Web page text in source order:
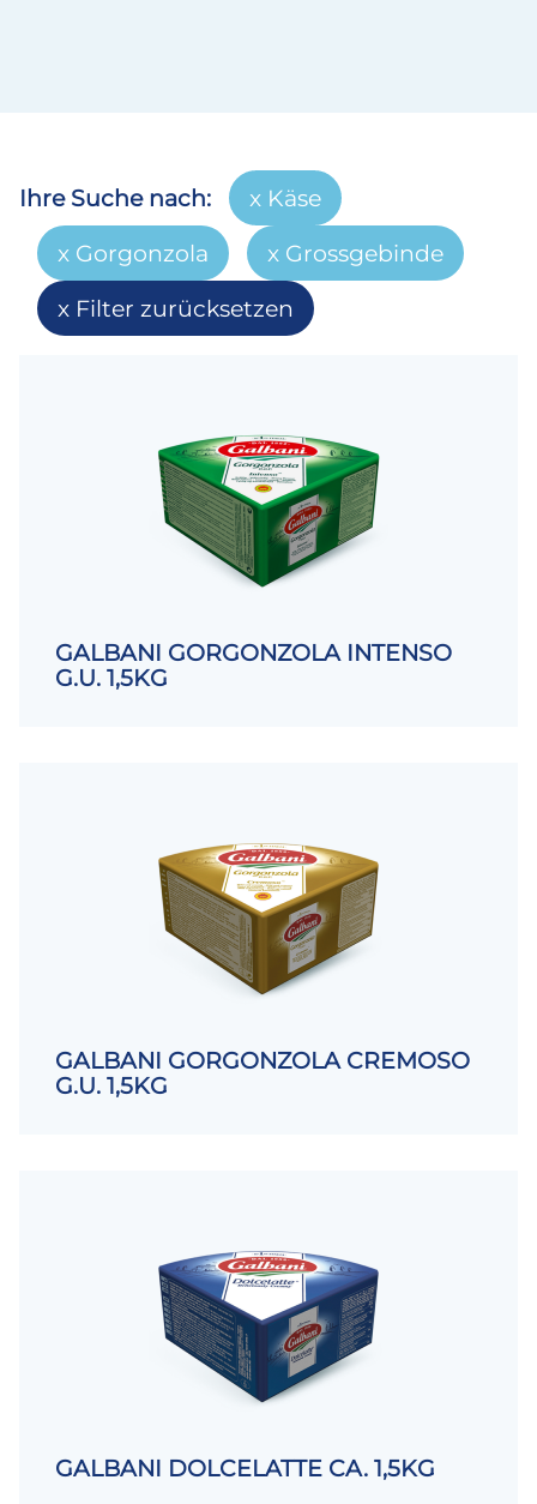
Ihre Suche nach:
Käse
Gorgonzola
Grossgebinde
Filter zurücksetzen
GALBANI GORGONZOLA INTENSO
G.U. 1,5KG
GALBANI GORGONZOLA CREMOSO
G.U. 1,5KG
GALBANI DOLCELATTE CA. 1,5KG